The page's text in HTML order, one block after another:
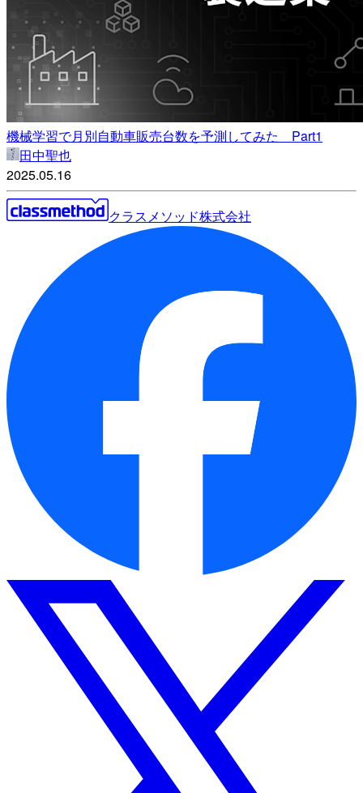
機械学習で月別自動車販売台数を予測してみた Part1
田中聖也
2025.05.16
クラスメソッド株式会社